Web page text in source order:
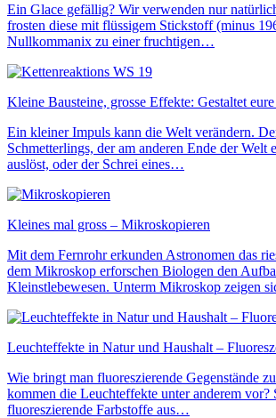
Ein Glace gefällig? Wir verwenden nur
frosten diese mit flüssigem Stickstoff (minus
Nullkommanix zu einer fruchtigen…
Kleine Bausteine, grosse Effekte: Gestaltet
Ein kleiner Impuls kann die Welt verändern.
Schmetterlings, der am anderen Ende der Welt
auslöst, oder der Schrei eines…
Kleines mal gross – Mikroskopieren
Mit dem Fernrohr erkunden Astronomen das
dem Mikroskop erforschen Biologen den
Kleinstlebewesen. Unterm Mikroskop zeigen
Leuchteffekte in Natur und Haushalt –
Wie bringt man fluoreszierende Gegenstände
kommen die Leuchteffekte unter anderem vor?
fluoreszierende Farbstoffe aus…